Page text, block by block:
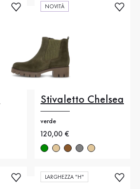
NOVITÀ
Stivaletto Chelsea
verde
Nuovo prezzo
120,00 €
LARGHEZZA "H"